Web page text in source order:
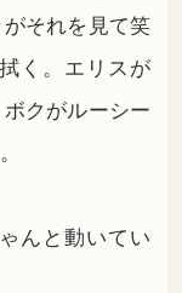
それを見て笑
く。エリスが
クがルーシー
んと動いてい